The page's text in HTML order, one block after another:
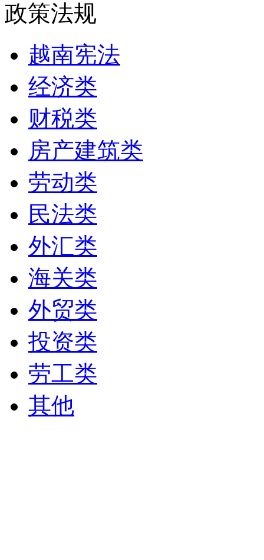
政策法规
越南宪法
经济类
财税类
房产建筑类
劳动类
民法类
外汇类
海关类
外贸类
投资类
劳工类
其他